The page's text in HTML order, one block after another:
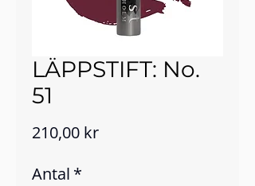
LÄPPSTIFT: No.
51
210,00 krPris
Antal *